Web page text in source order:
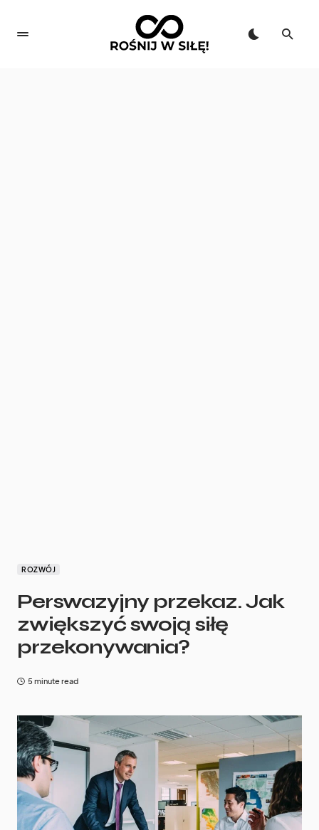
ROZWÓJ
Perswazyjny przekaz. Jak
zwiększyć swoją siłę
przekonywania?
5 minute read